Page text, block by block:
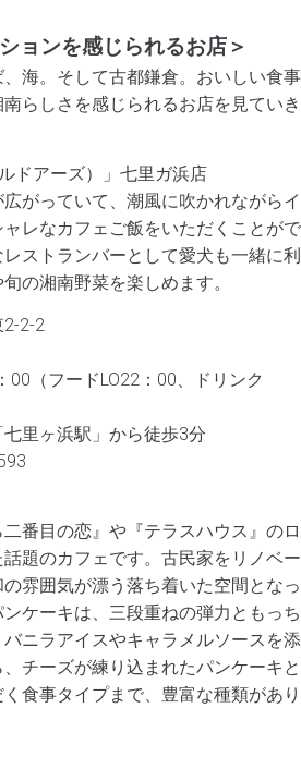
ョンを感じられるお店＞
海。そして古都鎌倉。おいしい食事
らしさを感じられるお店を見ていき
ドアーズ）」七里ガ浜店
がっていて、潮風に吹かれながらイ
レなカフェご飯をいただくことがで
ストランバーとして愛犬も一緒に利
の湘南野菜を楽しめます。
2-2
（フードLO22：00、ドリンク
里ヶ浜駅」から徒歩3分
番目の恋』や『テラスハウス』のロ
題のカフェです。古民家をリノベー
雰囲気が漂う落ち着いた空間となっ
ケーキは、三段重ねの弾力ともっち
ニラアイスやキャラメルソースを添
チーズが練り込まれたパンケーキと
食事タイプまで、豊富な種類があり